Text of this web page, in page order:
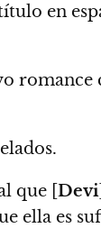
en
que [ Devi
ella es